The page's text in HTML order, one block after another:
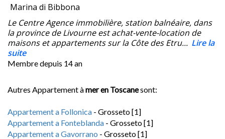
Marina di Bibbona
Le Centre Agence immobilière, station balnéaire, dans
la province de Livourne est achat-vente-location de
maisons et appartements sur la Côte des Etru... Lire la
suite
Membre depuis 14 an
Autres Appartement àmer en Toscanesont:
Appartement a Follonica - Grosseto [1]
Appartement a Fonteblanda - Grosseto [1]
Appartement a Gavorrano - Grosseto [1]